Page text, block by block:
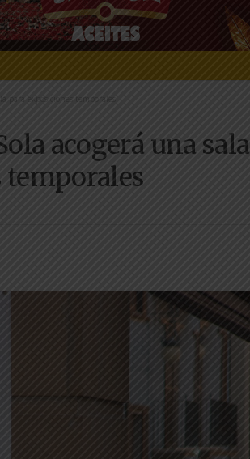
para exposiciones temporales
acogerá una sala
temporales